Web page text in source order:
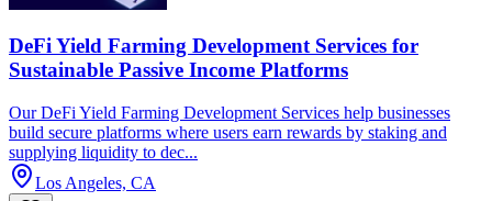
DeFi Yield Farming Development Services for
Sustainable Passive Income Platforms
Our DeFi Yield Farming Development Services help businesses
build secure platforms where users earn rewards by staking and
supplying liquidity to dec...
Los Angeles, CA